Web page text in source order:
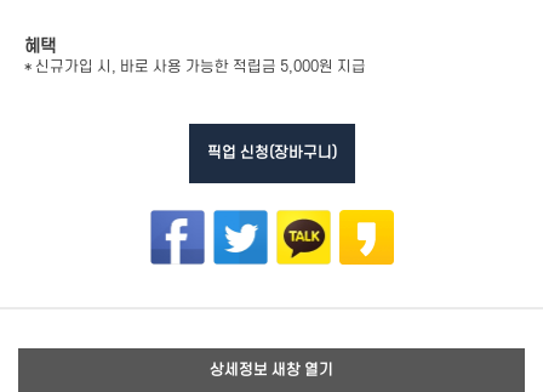
혜택
* 신규가입 시, 바로 사용 가능한 적립금 5,000원 지급
픽업 신청(장바구니)
상세정보 새창 열기